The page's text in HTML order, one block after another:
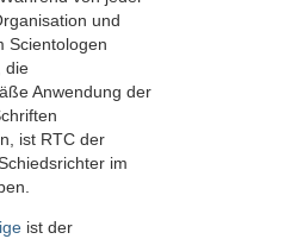
und
Scientologen
die
Anwendung der
ist RTC der
im
ist der